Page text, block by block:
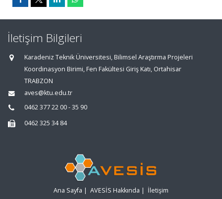
İletişim Bilgileri
Karadeniz Teknik Üniversitesi, Bilimsel Araştırma Projeleri
Koordinasyon Birimi, Fen Fakültesi Giriş Katı, Ortahisar
TRABZON
aves@ktu.edu.tr
0462 377 22 00 - 35 90
0462 325 34 84
Ana Sayfa | AVESİS Hakkında | İletişim